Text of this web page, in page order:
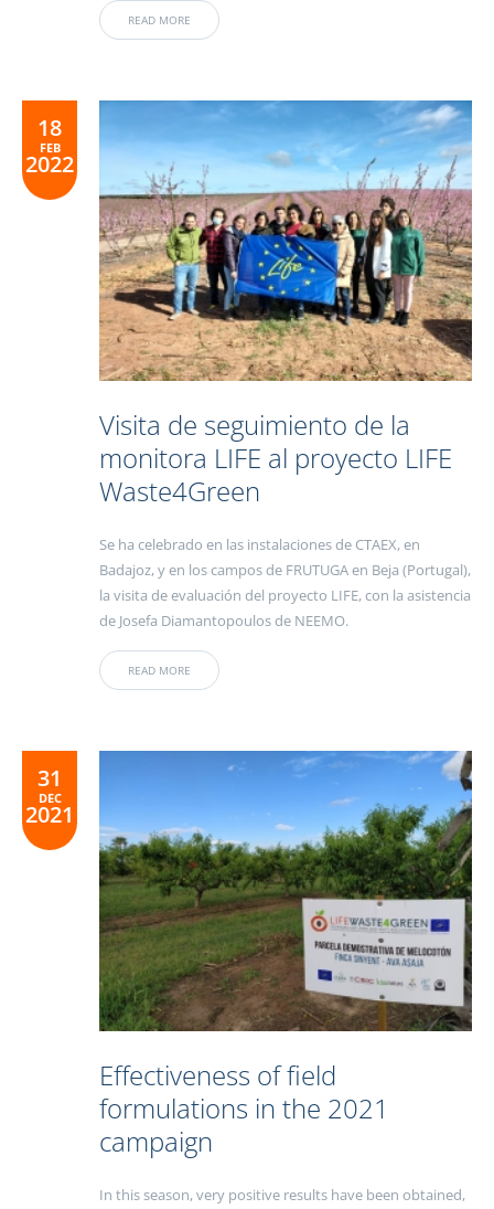
READ MORE
18
FEB
2022
Visita de seguimiento de la
monitora LIFE al proyecto LIFE
Waste4Green
Se ha celebrado en las instalaciones de CTAEX, en
Badajoz, y en los campos de FRUTUGA en Beja (Portugal),
la visita de evaluación del proyecto LIFE, con la asistencia
de Josefa Diamantopoulos de NEEMO.
READ MORE
31
DEC
2021
Effectiveness of field
formulations in the 2021
campaign
In this season, very positive results have been obtained,